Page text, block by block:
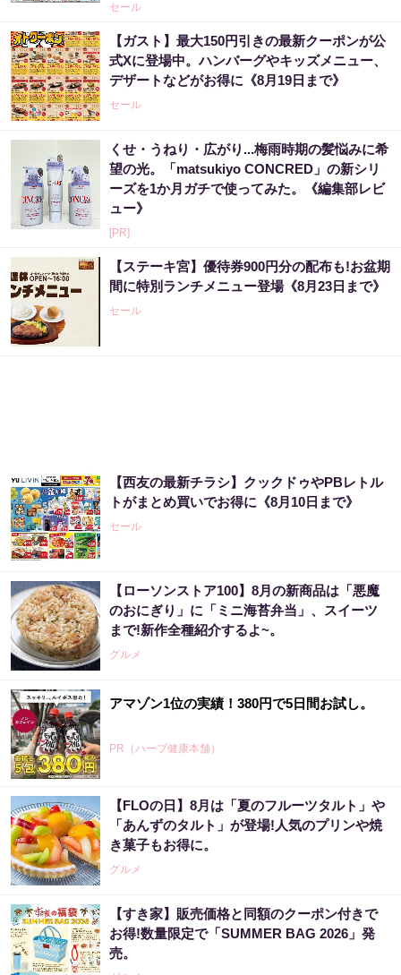
セール
【ガスト】最大150円引きの最新クーポンが公
式Xに登場中。ハンバーグやキッズメニュー、
デザートなどがお得に《8月19日まで》
セール
くせ・うねり・広がり...梅雨時期の髪悩みに希
望の光。「matsukiyo CONCRED」の新シリ
ーズを1か月ガチで使ってみた。《編集部レビ
ュー》
[PR]
【ステーキ宮】優待券900円分の配布も!お盆期
間に特別ランチメニュー登場《8月23日まで》
セール
【西友の最新チラシ】クックドゥやPBレトル
トがまとめ買いでお得に《8月10日まで》
セール
【ローソンストア100】8月の新商品は「悪魔
のおにぎり」に「ミニ海苔弁当」、スイーツ
まで!新作全種紹介するよ~。
グルメ
アマゾン1位の実績！380円で5日間お試し。
PR（ハーブ健康本舗）
アマゾン1位の実績！380円で5日間お試し。
PR（ハーブ健康本舗）
「まるで株価の天気予報士だ」世界三大投資
家が僕を認めてくれたワケ
PR（Acoco.）
【FLOの日】8月は「夏のフルーツタルト」や
「あんずのタルト」が登場!人気のプリンや焼
き菓子もお得に。
グルメ
【すき家】販売価格と同額のクーポン付きで
お得!数量限定で「SUMMER BAG 2026」発
売。